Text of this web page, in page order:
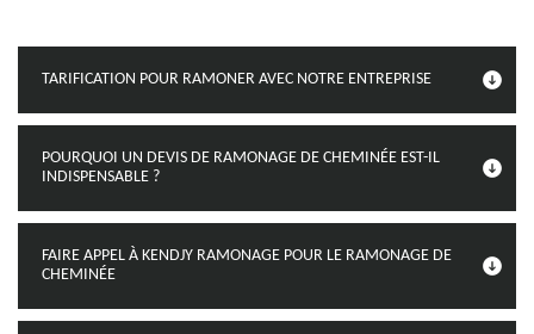
TARIFICATION POUR RAMONER AVEC NOTRE ENTREPRISE
POURQUOI UN DEVIS DE RAMONAGE DE CHEMINÉE EST-IL
INDISPENSABLE ?
FAIRE APPEL À KENDJY RAMONAGE POUR LE RAMONAGE DE
CHEMINÉE